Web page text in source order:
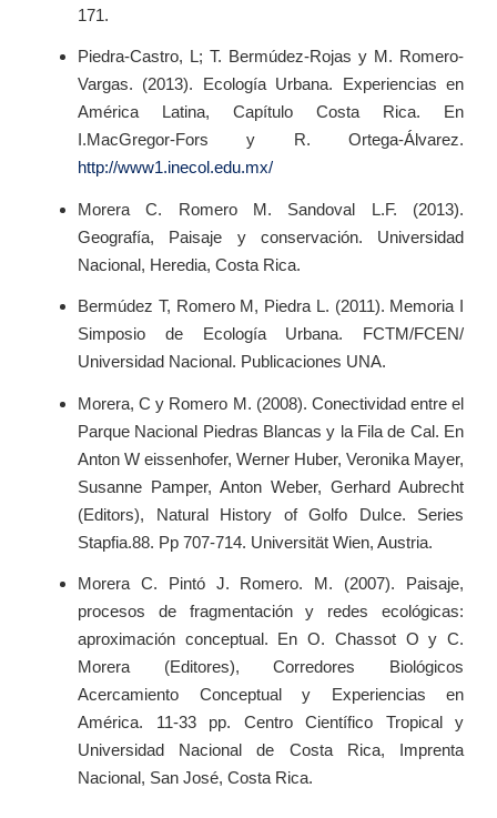
171.
Piedra-Castro, L; T. Bermúdez-Rojas y M. Romero-
Vargas. (2013). Ecología Urbana. Experiencias en
América Latina, Capítulo Costa Rica. En
I.MacGregor-Fors y R. Ortega-Álvarez.
http://www1.inecol.edu.mx/
Morera C. Romero M. Sandoval L.F. (2013).
Geografía, Paisaje y conservación. Universidad
Nacional, Heredia, Costa Rica.
Bermúdez T, Romero M, Piedra L. (2011). Memoria I
Simposio de Ecología Urbana. FCTM/FCEN/
Universidad Nacional. Publicaciones UNA.
Morera, C y Romero M. (2008). Conectividad entre el
Parque Nacional Piedras Blancas y la Fila de Cal. En
Anton W eissenhofer, Werner Huber, Veronika Mayer,
Susanne Pamper, Anton Weber, Gerhard Aubrecht
(Editors), Natural History of Golfo Dulce. Series
Stapfia.88. Pp 707-714. Universität Wien, Austria.
Morera C. Pintó J. Romero. M. (2007). Paisaje,
procesos de fragmentación y redes ecológicas:
aproximación conceptual. En O. Chassot O y C.
Morera (Editores), Corredores Biológicos
Acercamiento Conceptual y Experiencias en
América. 11-33 pp. Centro Científico Tropical y
Universidad Nacional de Costa Rica, Imprenta
Nacional, San José, Costa Rica.